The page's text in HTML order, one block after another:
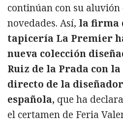
continúan con su aluvión
novedades. Así, la firma
tapicería La Premier
nueva colección
Ruiz de la Prada con
directo de la
española, que ha
el certamen de Feria